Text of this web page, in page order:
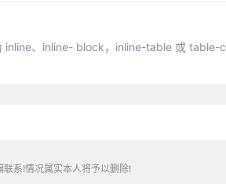
inline、inline- block，inline-table 或 table-c
系!情况属实本人将予以删除!